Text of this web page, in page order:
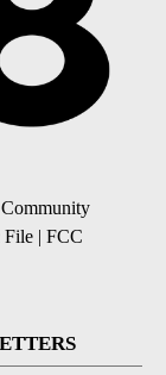
Community
File | FCC